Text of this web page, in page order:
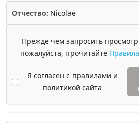
Отчество: Nicolae
Прежде чем запросить
пожалуйста, прочитайте
Я согласен с правилами и
политикой сайта